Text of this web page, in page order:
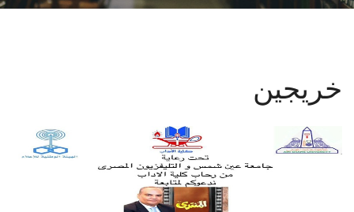
البحث العلمي
الأنظمة الذكية
خريجين